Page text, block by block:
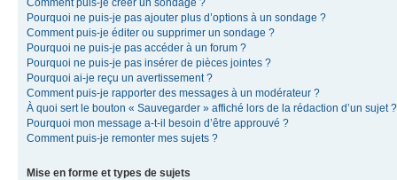
Pourquoi ne puis-je pas ajouter plus d’options à un sondage ?
Comment puis-je éditer ou supprimer un sondage ?
Pourquoi ne puis-je pas accéder à un forum ?
Pourquoi ne puis-je pas insérer de pièces jointes ?
Pourquoi ai-je reçu un avertissement ?
Comment puis-je rapporter des messages à un modérateur ?
À quoi sert le bouton « Sauvegarder » affiché lors de la rédaction d’un sujet ?
Pourquoi mon message a-t-il besoin d’être approuvé ?
Comment puis-je remonter mes sujets ?
Mise en forme et types de sujets